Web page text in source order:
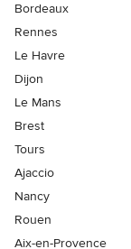
Bordeaux
Rennes
Le Havre
Dijon
Le Mans
Brest
Tours
Ajaccio
Nancy
Rouen
Aix-en-Provence